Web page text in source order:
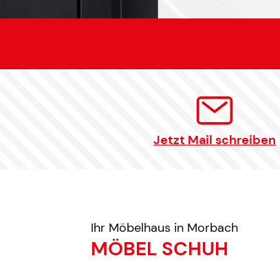
Jetzt Mail schreiben
Ihr Möbelhaus in Morbach
MÖBEL SCHUH